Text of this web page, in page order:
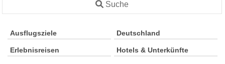
Suche
Ausflugsziele Deutschland
Erlebnisreisen Hotels & Unterkünfte